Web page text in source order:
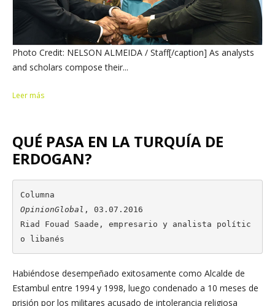
Photo Credit: NELSON ALMEIDA / Staff[/caption] As analysts
and scholars compose their...
Leer más
QUÉ PASA EN LA TURQUÍA DE
ERDOGAN?
OpinionGlobal , 03.07.2016
Riad Fouad Saade, empresario y analista polític
o libanés
Habiéndose desempeñado exitosamente como Alcalde de
Estambul entre 1994 y 1998, luego condenado a 10 meses de
prisión por los militares acusado de intolerancia religiosa